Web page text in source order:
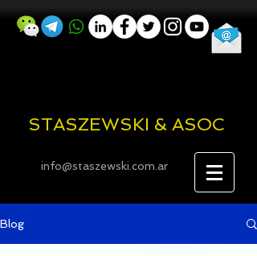
STASZEWSKI & ASOC
info@staszewski.com.ar
Blog